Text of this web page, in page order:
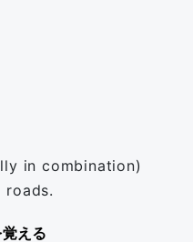
in combination)
える